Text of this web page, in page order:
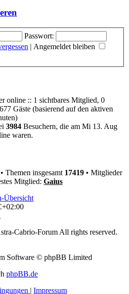
Passwort:
| Angemeldet bleiben
online :: 1 sichtbares Mitglied, 0
Gäste (basierend auf den aktiven
3984 Besuchern, die am Mi 13. Aug
waren.
• Themen insgesamt 17419 • Mitglieder
Mitglied: Gaius
Übersicht
Cabrio-Forum All rights reserved.
Software © phpBB Limited
phpBB.de
| Impressum